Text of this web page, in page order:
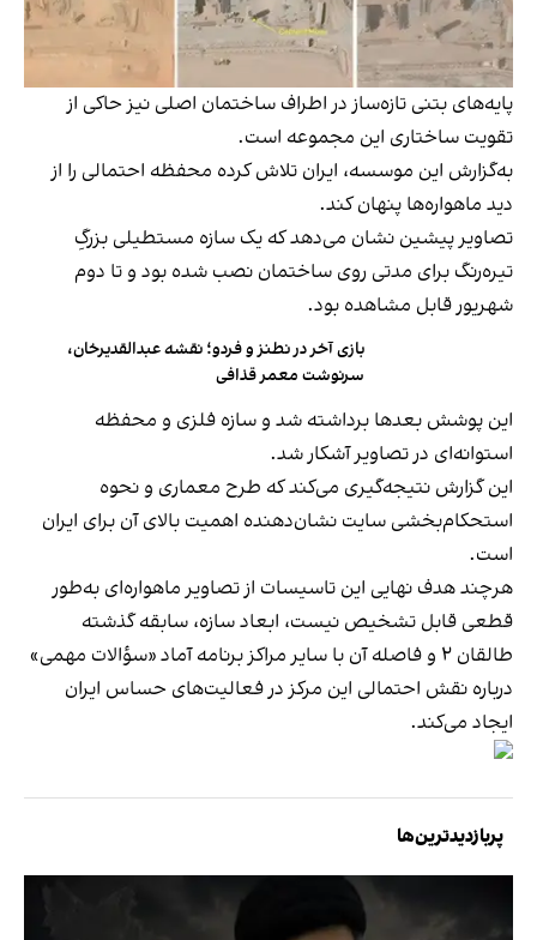
پایه‌های بتنی تازه‌ساز در اطراف ساختمان اصلی نیز حاکی از
تقویت ساختاری این مجموعه است.
به‌گزارش این موسسه، ایران تلاش کرده محفظه احتمالی را از
دید ماهواره‌ها پنهان کند.
تصاویر پیشین نشان می‌دهد که یک سازه مستطیلی بزرگِ
تیره‌رنگ برای مدتی روی ساختمان نصب شده بود و تا دوم
شهریور قابل مشاهده بود.
بازی آخر در نطنز و فردو؛ نقشه عبدالقدیرخان،
سرنوشت معمر قذافی
این پوشش بعدها برداشته شد و سازه فلزی و محفظه
استوانه‌ای در تصاویر آشکار شد.
این گزارش نتیجه‌گیری می‌کند که طرح معماری و نحوه
استحکام‌بخشی سایت نشان‌دهنده اهمیت بالای آن برای ایران
است.
هرچند هدف نهایی این تاسیسات از تصاویر ماهواره‌ای به‌طور
قطعی قابل تشخیص نیست، ابعاد سازه، سابقه گذشته
طالقان ۲ و فاصله آن با سایر مراکز برنامه آماد «سؤالات مهمی»
درباره نقش احتمالی این مرکز در فعالیت‌های حساس ایران
ایجاد می‌کند.
پربازدیدترین‌ها